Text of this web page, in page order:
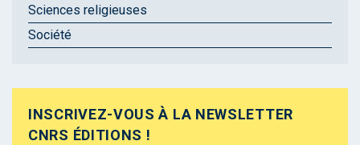
Sciences religieuses
Société
INSCRIVEZ-VOUS À LA NEWSLETTER
CNRS ÉDITIONS !